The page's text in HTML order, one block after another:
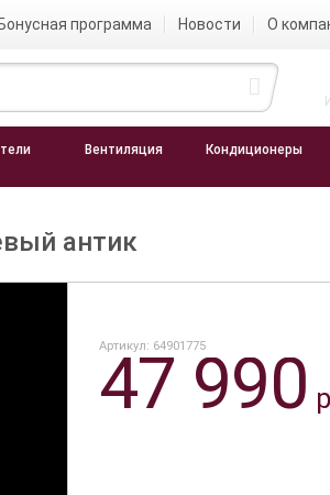
Бонусная программа Новости О
Вентиляция Кондиционеры
антик
Артикул: 64901775
47 990